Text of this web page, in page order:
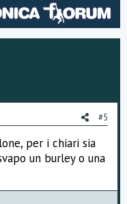
w
n
t
e #5
per i chiari sia
un burley o una